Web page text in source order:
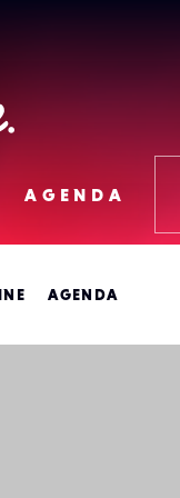
Lense
AGENDA
AGENDA